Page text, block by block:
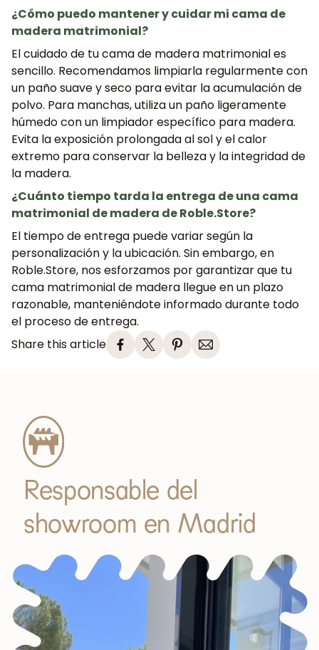
¿Cómo puedo mantener y cuidar mi cama de
madera matrimonial?
El cuidado de tu cama de madera matrimonial es
sencillo. Recomendamos limpiarla regularmente con
un paño suave y seco para evitar la acumulación de
polvo. Para manchas, utiliza un paño ligeramente
húmedo con un limpiador específico para madera.
Evita la exposición prolongada al sol y el calor
extremo para conservar la belleza y la integridad de
la madera.
¿Cuánto tiempo tarda la entrega de una cama
matrimonial de madera de Roble.Store?
El tiempo de entrega puede variar según la
personalización y la ubicación. Sin embargo, en
Roble.Store, nos esforzamos por garantizar que tu
cama matrimonial de madera llegue en un plazo
razonable, manteniéndote informado durante todo
el proceso de entrega.
Share this article
Responsable del
showroom en Madrid